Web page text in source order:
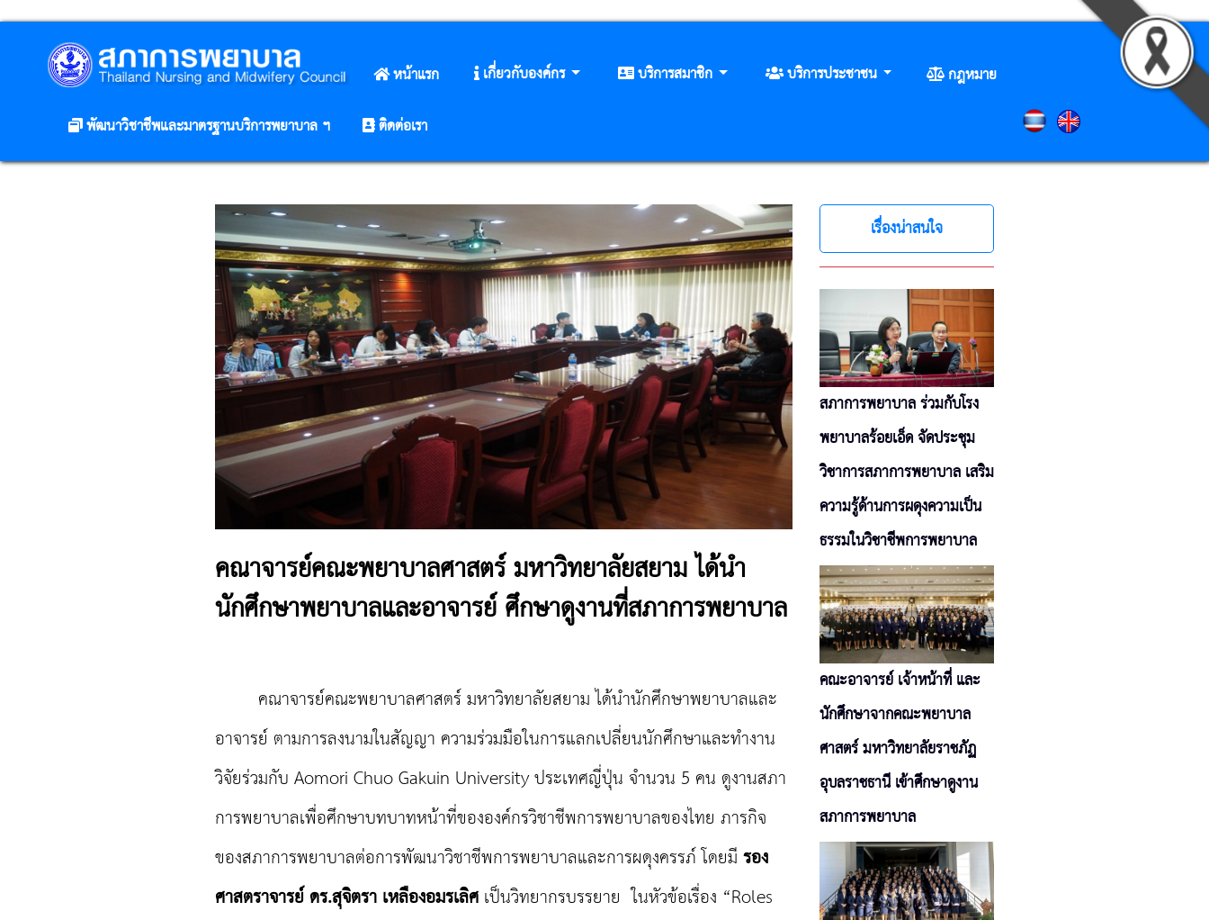
หน้าแรก เกี่ยวกับองค์กร บริการสมาชิก บริการประชาชน
กฎหมาย
พัฒนาวิชาชีพและมาตรฐานบริการพยาบาล ฯ
ติดต่อเรา
คณาจารย์คณะพยาบาลศาสตร์ มหาวิทยาลัยสยาม ได้นำ
นักศึกษาพยาบาลและอาจารย์ ศึกษาดูงานที่สภาการพยาบาล
คณาจารย์คณะพยาบาลศาสตร์ มหาวิทยาลัยสยาม ได้นำนักศึกษาพยาบาลและ
อาจารย์ ตามการลงนามในสัญญา ความร่วมมือในการแลกเปลี่ยนนักศึกษาและทำงาน
วิจัยร่วมกับ Aomori Chuo Gakuin University ประเทศญี่ปุ่น จำนวน 5 คน ดูงานสภา
การพยาบาลเพื่อศึกษาบทบาทหน้าที่ขององค์กรวิชาชีพการพยาบาลของไทย ภารกิจ
ของสภาการพยาบาลต่อการพัฒนาวิชาชีพการพยาบาลและการผดุงครรภ์ โดยมีรอง
ศาสตราจารย์ ดร.สุจิตรา เหลืองอมรเลิศเป็นวิทยากรบรรยาย ในหัวข้อเรื่อง “Roles
เรื่องน่าสนใจ
สภาการพยาบาล ร่วมกับโรง
พยาบาลร้อยเอ็ด จัดประชุม
วิชาการสภาการพยาบาล เสริม
ความรู้ด้านการผดุงความเป็น
ธรรมในวิชาชีพการพยาบาล
คณะอาจารย์ เจ้าหน้าที่ และ
นักศึกษาจากคณะพยาบาล
ศาสตร์ มหาวิทยาลัยราชภัฏ
อุบลราชธานี เข้าศึกษาดูงาน
สภาการพยาบาล